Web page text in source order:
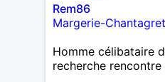
Rem86
Margerie-Chantagret
Homme célibataire
recherche rencontre